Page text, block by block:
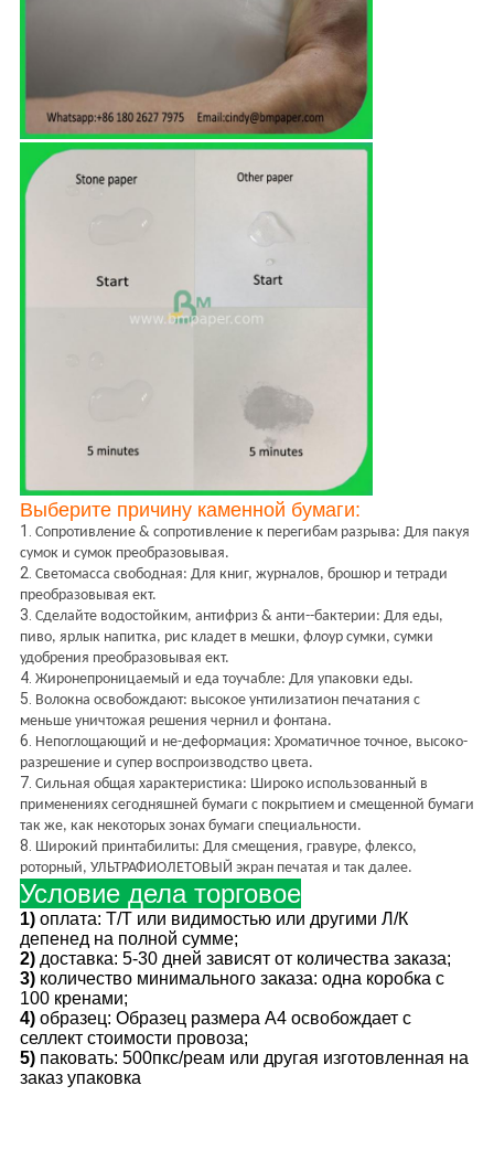
Выберите причину каменной бумаги:
1. Сопротивление & сопротивление к перегибам разрыва: Для пакуя
сумок и сумок преобразовывая.
2. Светомасса свободная: Для книг, журналов, брошюр и тетради
преобразовывая ект.
3. Сделайте водостойким, антифриз & анти--бактерии: Для еды,
пиво, ярлык напитка, рис кладет в мешки, флоур сумки, сумки
удобрения преобразовывая ект.
4. Жиронепроницаемый и еда тоучабле: Для упаковки еды.
5. Волокна освобождают: высокое унтилизатион печатания с
меньше уничтожая решения чернил и фонтана.
6. Непоглощающий и не-деформация: Хроматичное точное, высоко-
разрешение и супер воспроизводство цвета.
7. Сильная общая характеристика: Широко использованный в
применениях сегодняшней бумаги с покрытием и смещенной бумаги
так же, как некоторых зонах бумаги специальности.
8. Широкий принтабилиты: Для смещения, гравуре, флексо,
роторный, УЛЬТРАФИОЛЕТОВЫЙ экран печатая и так далее.
Условие дела торговое
1) оплата: Т/Т или видимостью или другими Л/К
депенед на полной сумме;
2) доставка: 5-30 дней зависят от количества заказа;
3) количество минимального заказа: одна коробка с
100 кренами;
4) образец: Образец размера А4 освобождает с
селлект стоимости провоза;
5) паковать: 500пкс/реам или другая изготовленная на
заказ упаковка